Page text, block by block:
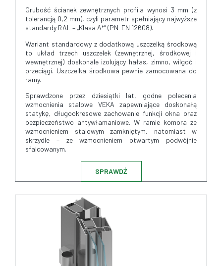
Grubość ścianek zewnętrznych profila wynosi 3 mm (z
tolerancją 0,2 mm), czyli parametr spełniający najwyższe
standardy RAL – „Klasa A*” (PN-EN 12608).
Wariant standardowy z dodatkową uszczelką środkową
to układ trzech uszczelek (zewnętrznej, środkowej i
wewnętrznej) doskonale izolujący hałas, zimno, wilgoć i
przeciągi. Uszczelka środkowa pewnie zamocowana do
ramy.
Sprawdzone przez dziesiątki lat, godne polecenia
wzmocnienia stalowe VEKA zapewniające doskonałą
statykę, długookresowe zachowanie funkcji okna oraz
bezpieczeństwo antywłamaniowe. W ramie komora ze
wzmocnieniem stalowym zamkniętym, natomiast w
skrzydle – ze wzmocnieniem otwartym podwójnie
sfalcowanym.
SPRAWDŹ